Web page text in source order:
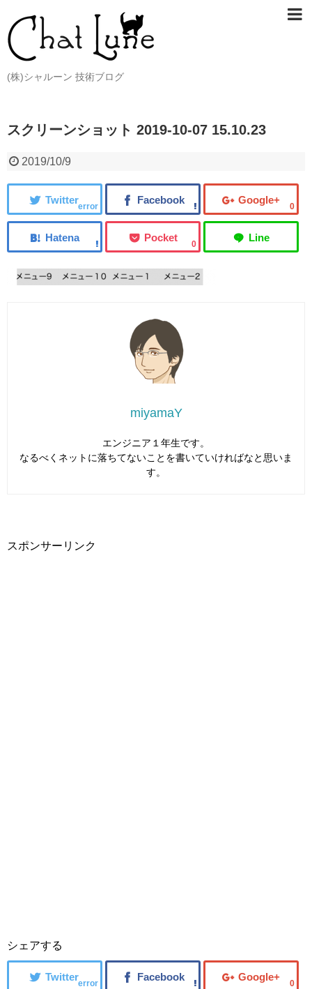
(株)シャルーン 技術ブログ
スクリーンショット 2019-10-07 15.10.23
2019/10/9
error 0
0
miyamaY
エンジニア１年生です。
なるべくネットに落ちてないことを書いていければなと思いま
す。
スポンサーリンク
シェアする
error 0